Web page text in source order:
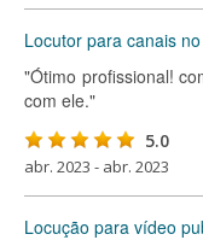
Locutor para canais
"Ótimo profissional!
com ele."
5.0
abr. 2023 - abr. 2023
Locução para vídeo